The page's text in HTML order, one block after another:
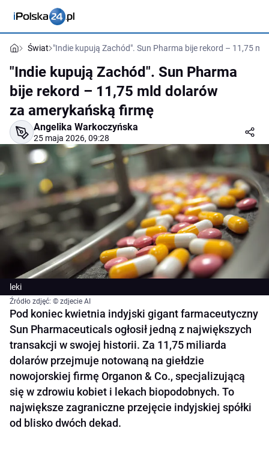
Świat "Indie kupują Zachód". Sun Pharma bije rekord – 11,75
"Indie kupują Zachód". Sun Pharma
bije rekord – 11,75 mld dolarów
za amerykańską firmę
Angelika Warkoczyńska
25 maja 2026, 09:28
leki
Źródło zdjęć: © zdjecie AI
Pod koniec kwietnia indyjski gigant farmaceutyczny
Sun Pharmaceuticals ogłosił jedną z największych
transakcji w swojej historii. Za 11,75 miliarda
dolarów przejmuje notowaną na giełdzie
nowojorskiej firmę Organon & Co., specjalizującą
się w zdrowiu kobiet i lekach biopodobnych. To
największe zagraniczne przejęcie indyjskiej spółki
od blisko dwóch dekad.